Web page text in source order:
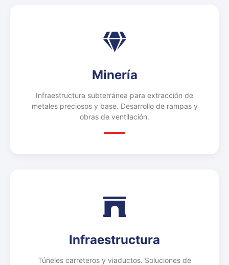
Minería
Infraestructura subterránea para extracción de
metales preciosos y base. Desarrollo de rampas y
obras de ventilación.
Infraestructura
Túneles carreteros y viaductos. Soluciones de